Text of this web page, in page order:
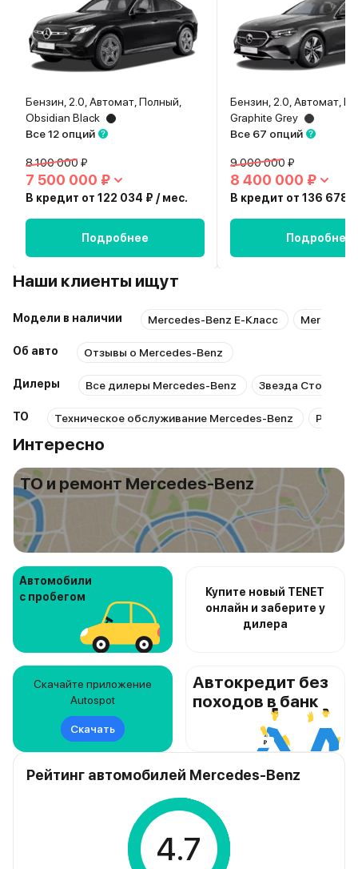
Бензин, 2.0, Автомат, Полный,
Obsidian Black
Все 12 опций
8 100 000 ₽
7 500 000 ₽
В кредит от 122 034 ₽ / мес.
Подробнее
Бензин, 2.0, Автомат,
Graphite Grey
Все 67 опций
9 000 000 ₽
8 400 000 ₽
В кредит от 136 678
Подробнее
Наши клиенты ищут
Модели в наличии Mercedes-Benz E-Класс
Об авто Отзывы о Mercedes-Benz
Дилеры Все дилеры Mercedes-Benz Звезда Столицы
ТО Техническое обслуживание Mercedes-Benz
Интересно
ТО и ремонт Mercedes-Benz
Автомобили
с пробегом
Купите новый TENET
онлайн и заберите у
дилера
Скачайте приложение
Autospot
Скачать
Автокредит без
походов в банк
Рейтинг автомобилей Mercedes-Benz
4.7